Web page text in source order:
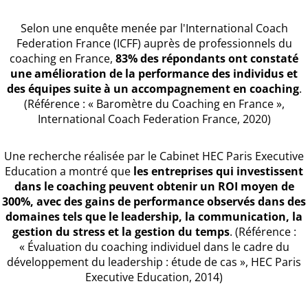
Selon une enquête menée par l'International Coach
Federation France (ICFF) auprès de professionnels du
coaching en France, 83% des répondants ont constaté
une amélioration de la performance des individus et
des équipes suite à un accompagnement en coaching.
(Référence : « Baromètre du Coaching en France »,
International Coach Federation France, 2020)
Une recherche réalisée par le Cabinet HEC Paris Executive
Education a montré que les entreprises qui investissent
dans le coaching peuvent obtenir un ROI moyen de
300%, avec des gains de performance observés dans des
domaines tels que le leadership, la communication, la
gestion du stress et la gestion du temps. (Référence :
« Évaluation du coaching individuel dans le cadre du
développement du leadership : étude de cas », HEC Paris
Executive Education, 2014)